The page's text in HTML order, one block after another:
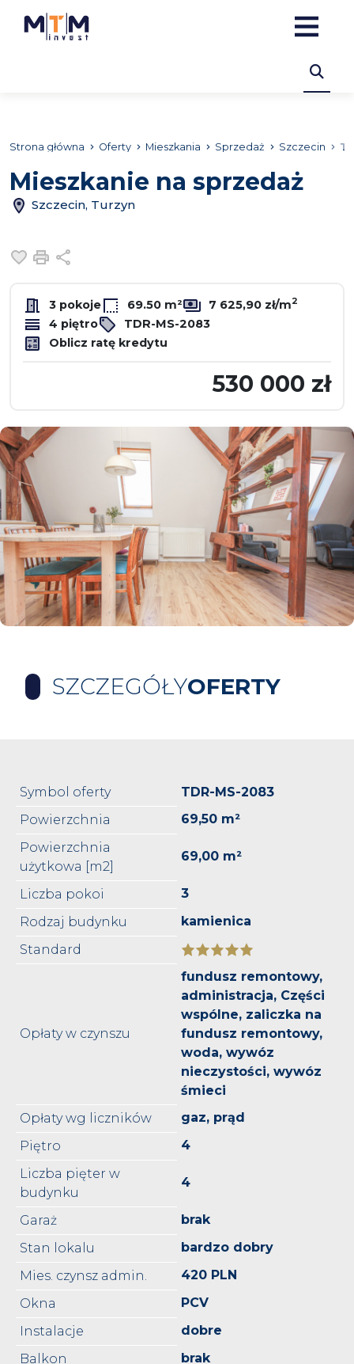
Strona główna Oferty Mieszkania Sprzedaż Szczecin
Mieszkanie na sprzedaż
Szczecin, Turzyn
Dodaj do ulubionych
Drukuj
3 pokoje 69.50 m² 7 625,90 zł/m2
4 piętro
TDR-MS-2083
Oblicz ratę kredytu
530 000 zł
SZCZEGÓŁYOFERTY
Symbol oferty
TDR-MS-2083
Powierzchnia
69,50 m²
Powierzchnia
użytkowa [m2]
69,00 m²
Liczba pokoi
3
Rodzaj budynku
kamienica
Standard
Opłaty w czynszu
fundusz remontowy,
administracja, Części
wspólne, zaliczka na
fundusz remontowy,
woda, wywóz
nieczystości, wywóz
śmieci
Opłaty wg liczników
gaz, prąd
Piętro
4
Liczba pięter w
budynku
4
Garaż
brak
Stan lokalu
bardzo dobry
Mies. czynsz admin.
420 PLN
Okna
PCV
Instalacje
dobre
Balkon
brak